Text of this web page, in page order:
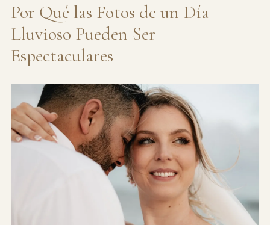
Por Qué las Fotos de un Día
Lluvioso Pueden Ser
Espectaculares